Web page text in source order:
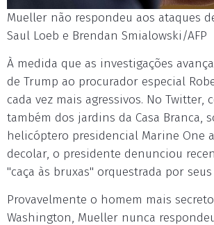
Mueller não respondeu aos ataques
Saul Loeb e Brendan Smialowski/AFP
À medida que as investigações
de Trump ao procurador especial
cada vez mais agressivos. No Twitter,
também dos jardins da Casa Branca,
helicóptero presidencial Marine One
decolar, o presidente denunciou
"caça às bruxas" orquestrada por
Provavelmente o homem mais
Washington, Mueller nunca